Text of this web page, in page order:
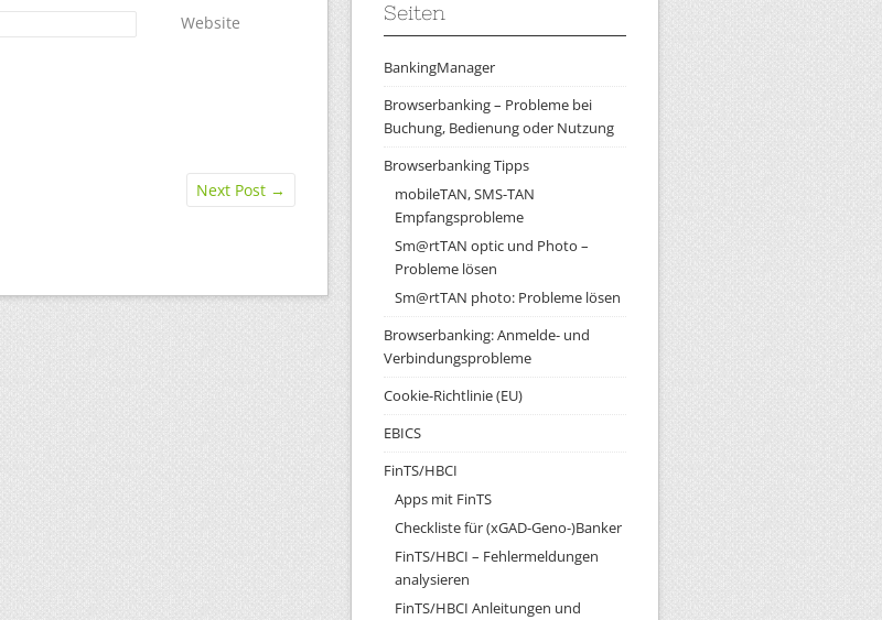
Website
Next Post →
Seiten
BankingManager
Browserbanking – Probleme bei
Buchung, Bedienung oder Nutzung
Browserbanking Tipps
mobileTAN, SMS-TAN
Empfangsprobleme
Sm@rtTAN optic und Photo –
Probleme lösen
Sm@rtTAN photo: Probleme lösen
Browserbanking: Anmelde- und
Verbindungsprobleme
Cookie-Richtlinie (EU)
EBICS
FinTS/HBCI
Apps mit FinTS
Checkliste für (xGAD-Geno-)Banker
FinTS/HBCI – Fehlermeldungen
analysieren
FinTS/HBCI Anleitungen und